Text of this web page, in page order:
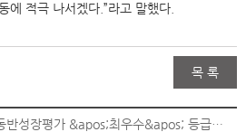
에 적극 나서겠다.”라고 말했다.
목 록
공공기관 동반성장평가 &apos;최우수&apos; 등급 달성